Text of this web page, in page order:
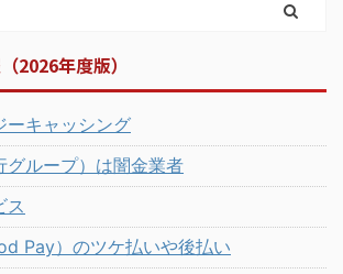
2026年度版）
ーキャッシング
グループ）は闇金業者
ス
Pay）のツケ払いや後払い